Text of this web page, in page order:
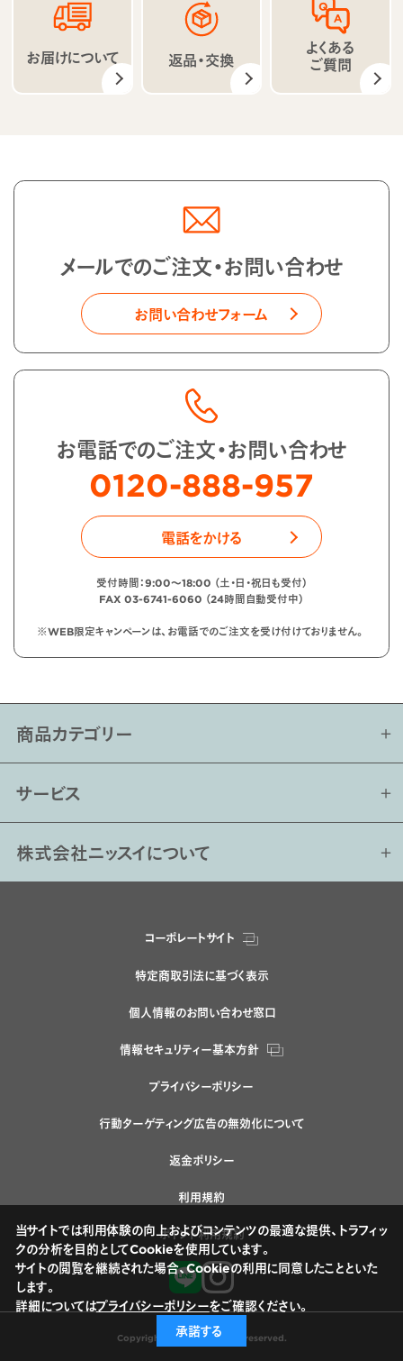
お届けについて 返品・交換
よくある
ご質問
メールでのご注文・お問い合わせ
お問い合わせフォーム
お電話でのご注文・お問い合わせ
0120-888-957
電話をかける
受付時間：9:00〜18:00 （土・日・祝日も受付）
FAX 03-6741-6060 （24時間自動受付中）
※WEB限定キャンペーンは、お電話でのご注文を受け付けておりません。
商品カテゴリー
サービス
株式会社ニッスイについて
コーポレートサイト
特定商取引法に基づく表示
個人情報のお問い合わせ窓口
情報セキュリティー基本方針
プライバシーポリシー
行動ターゲティング広告の無効化について
返金ポリシー
利用規約
ポイント利用規約
Copyright © Nissui All rights reserved.
当サイトでは利用体験の向上およびコンテンツの最適な提供、トラフィッ
クの分析を目的としてCookieを使用しています。
サイトの閲覧を継続された場合、Cookieの利用に同意したことといた
します。
詳細についてはプライバシーポリシーをご確認ください。
承諾する